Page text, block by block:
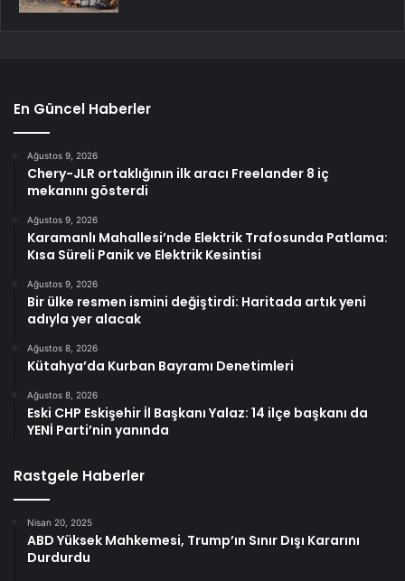
En Güncel Haberler
Ağustos 9, 2026
Chery-JLR ortaklığının ilk aracı Freelander 8 iç
mekanını gösterdi
Ağustos 9, 2026
Karamanlı Mahallesi’nde Elektrik Trafosunda Patlama:
Kısa Süreli Panik ve Elektrik Kesintisi
Ağustos 9, 2026
Bir ülke resmen ismini değiştirdi: Haritada artık yeni
adıyla yer alacak
Ağustos 8, 2026
Kütahya’da Kurban Bayramı Denetimleri
Ağustos 8, 2026
Eski CHP Eskişehir İl Başkanı Yalaz: 14 ilçe başkanı da
YENİ Parti’nin yanında
Rastgele Haberler
Nisan 20, 2025
ABD Yüksek Mahkemesi, Trump’ın Sınır Dışı Kararını
Durdurdu